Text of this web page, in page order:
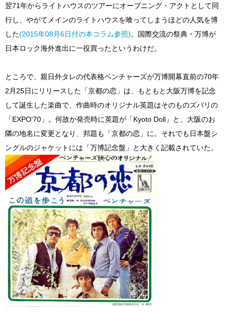
翌71年からライトハウスのツアーにオープニング・アクトとして同
行し、やがてメインのライトハウスを喰ってしまうほどの人気を博
した(2015年08月6日付の本コラム参照)。国際交流の祭典・万博が
日本ロック海外進出に一役買ったというわけだ。
ところで、親日外タレの代表格ベンチャーズが万博開幕直前の70年
2月25日にリリースした「京都の恋」は、もともと大阪万博を記念
して誕生した楽曲で、作曲時のオリジナル英題はそのものズバリの
「EXPO'70」。何故か発売時に英題が「Kyoto Doll」と、大阪のお
隣の地名に変更となり、邦題も「京都の恋」に。それでも日本盤シ
ングルのジャケットには「万博記念盤」と大きく記載されていた。